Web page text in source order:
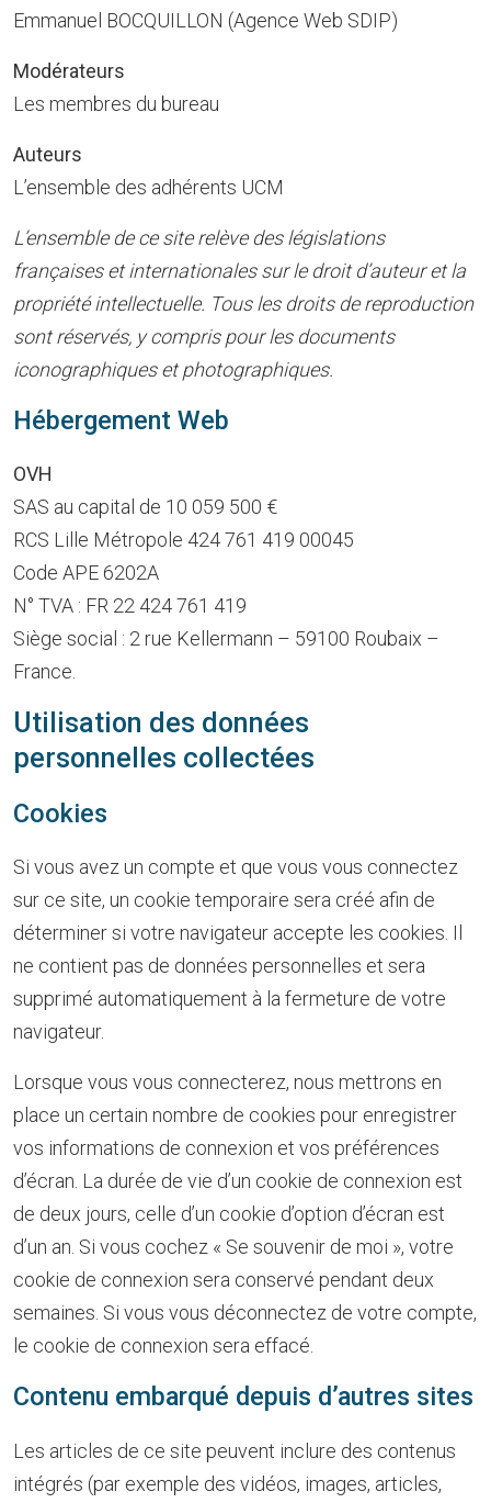
Emmanuel BOCQUILLON (Agence Web SDIP)
Modérateurs
Les membres du bureau
Auteurs
L’ensemble des adhérents UCM
L’ensemble de ce site relève des législations
françaises et internationales sur le droit d’auteur et la
propriété intellectuelle. Tous les droits de reproduction
sont réservés, y compris pour les documents
iconographiques et photographiques.
Hébergement Web
OVH
SAS au capital de 10 059 500 €
RCS Lille Métropole 424 761 419 00045
Code APE 6202A
N° TVA : FR 22 424 761 419
Siège social : 2 rue Kellermann – 59100 Roubaix –
France.
Utilisation des données
personnelles collectées
Cookies
Si vous avez un compte et que vous vous connectez
sur ce site, un cookie temporaire sera créé afin de
déterminer si votre navigateur accepte les cookies. Il
ne contient pas de données personnelles et sera
supprimé automatiquement à la fermeture de votre
navigateur.
Lorsque vous vous connecterez, nous mettrons en
place un certain nombre de cookies pour enregistrer
vos informations de connexion et vos préférences
d’écran. La durée de vie d’un cookie de connexion est
de deux jours, celle d’un cookie d’option d’écran est
d’un an. Si vous cochez « Se souvenir de moi », votre
cookie de connexion sera conservé pendant deux
semaines. Si vous vous déconnectez de votre compte,
le cookie de connexion sera effacé.
Contenu embarqué depuis d’autres sites
Les articles de ce site peuvent inclure des contenus
intégrés (par exemple des vidéos, images, articles,